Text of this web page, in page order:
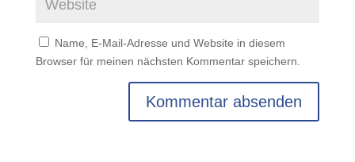
Name, E-Mail-Adresse und Website in diesem
Browser für meinen nächsten Kommentar speichern.